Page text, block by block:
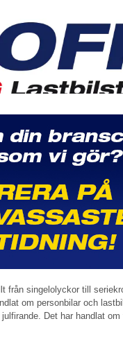
från singelolyckor till
om personbilar och
Det har handlat om